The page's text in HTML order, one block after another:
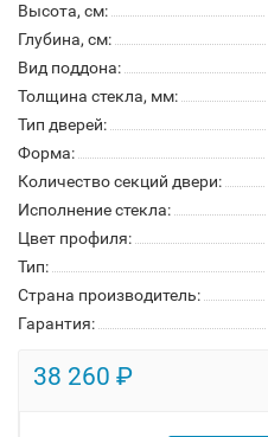
Высота, см:
Глубина, см:
Вид поддона:
Толщина стекла, мм:
Тип дверей:
Форма:
Количество секций двери:
Исполнение стекла:
Цвет профиля:
Тип:
Страна производитель:
Гарантия:
38 260 ₽